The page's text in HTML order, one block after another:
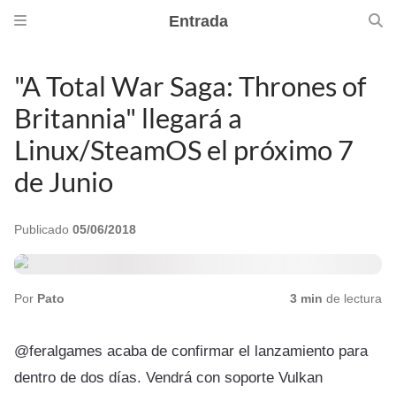
Entrada
"A Total War Saga: Thrones of
Britannia" llegará a
Linux/SteamOS el próximo 7
de Junio
Publicado 05/06/2018
Por Pato 3 min de lectura
@feralgames acaba de confirmar el lanzamiento para
dentro de dos días. Vendrá con soporte Vulkan